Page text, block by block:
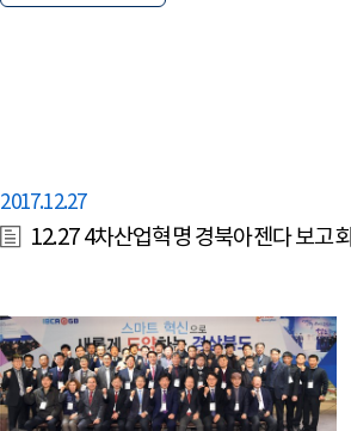
2017.12.27
12.27 4차산업혁명 경북아젠다 보고회